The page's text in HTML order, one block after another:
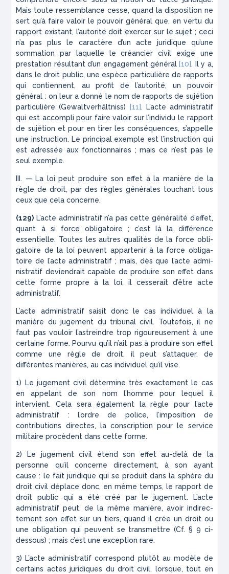
Mais toute ressemblance cesse, quand la disposition ne
sert qu’à faire valoir le pouvoir général que, en vertu du
rapport existant, l’autorité doit exercer sur le sujet ; ceci
n’a pas plus le caractère d’un acte juri­dique qu’une
sommation par laquelle le créancier civil exige une
prestation résultant d’un engagement général [10]. Il y a,
dans le droit public, une espèce particulière de rapports
qui contiennent, au profit de l’autorité, un pouvoir
général : on leur a donné le nom de rapports de sujétion
particulière (Gewalt­verhältniss)
[11]. L’acte administratif
qui est accom­pli pour faire valoir sur l’individu le rapport
de sujé­tion et pour en tirer les conséquences, s’appelle
uneinstruction. Le principal exemple est l’instruction qui
est adressée aux fonctionnaires ; mais ce n’est pas le
seul exemple.
III. — La loi peut produire son effet à la manière de la
règle de droit, par des règles générales touchant tous
ceux que cela concerne.
(129) L’acte administratif n’a pas cette généralité d’effet,
quant à si force obligatoire ; c’est là la différence
essentielle. Toutes les autres qualités de la force obli­
gatoire de la loi peuvent appartenir à la force obliga­
toire de l’acte administratif ; mais, dès que l’acte admi­
nistratif deviendrait capable de produire son effet dans
cette forme propre à la loi, il cesserait d’être acte
administratif.
L’acte administratif saisit donc le cas individuel à la
manière du jugement du tribunal civil. Toutefois, il ne
faut pas vouloir l’astreindre trop rigoureusement à une
certaine forme. Pourvu qu’il n’ait pas à pro­duire son effet
comme une règle de droit, il peut s’at­taquer, de
différentes manières, au cas individuel qu’il vise.
1) Le jugement civil détermine très exactement le cas
en appelant deson nom l’homme pour lequel il
intervient. Cela sera également la règle pour l’acte
administratif : l’ordre de police, l’imposition de
contributions directes, la conscription pour le service
militaire procèdent dans cette forme.
2) Le jugement civil étend son effet au-delà de la
personne qu’il concerne directement, à son ayant
cause : le fait juridique qui se produit dans la sphère du
droit civil déplace donc, en même temps, le rapport de
droit public qui a été créé par le jugement. L’acte
administratif peut, de la même manière, avoir indirec­
tement son effet sur un tiers, quand il crée un droit ou
une obligation qui peuvent se transmettre (Cf. § 9 ci-
dessous) ; mais c’est une exception rare.
3) L’acte administratif correspond plutôt au modèle de
certains actes juridiques du droit civil, lorsque, tout en